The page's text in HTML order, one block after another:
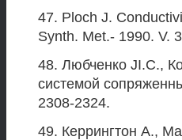
47. Ploch J.
Synth. Met.- 1990. V.
48. Любченко JI.C.,
системой
2308-2324.
49. Керрингтон А.,